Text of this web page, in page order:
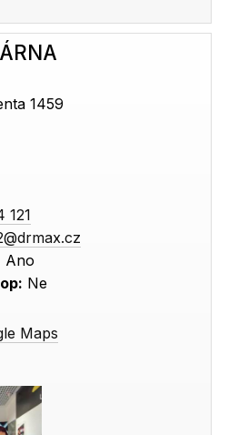
1459
121
Ano
Ne
Maps